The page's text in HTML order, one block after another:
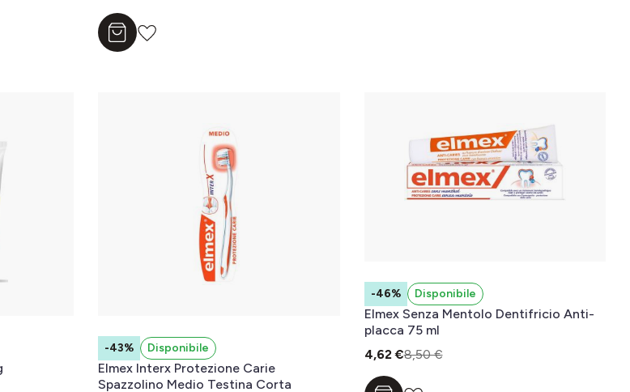
Aggiungi al carrello
-43% Disponibile
Elmex Interx Protezione Carie
Spazzolino Medio Testina Corta
-46% Disponibile
Elmex Senza Mentolo Dentifricio Anti-
placca 75 ml
4,62 €8,50 €